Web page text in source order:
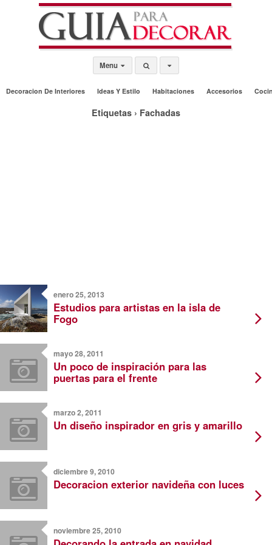
Menu
Decoracion De Interiores Ideas Y Estilo Habitaciones Accesorios
Etiquetas › Fachadas
enero 25, 2013
Estudios para artistas en la isla de
Fogo
mayo 28, 2011
Un poco de inspiración para las
puertas para el frente
marzo 2, 2011
Un diseño inspirador en gris y amarillo
diciembre 9, 2010
Decoracion exterior navideña con luces
noviembre 25, 2010